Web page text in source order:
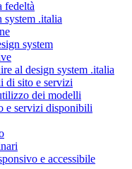
fedeltà
system .italia
system
al design system .italia
di sito e servizi
dei modelli
e servizi disponibili
e accessibile